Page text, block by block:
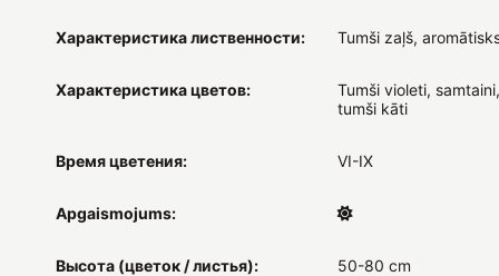
Характеристика лиственности: Tumši zaļš,
Характеристика цветов:
Tumši violeti,
tumši kāti
Время цветения: VI-IX
Apgaismojums:
Высота (цветок / листья): 50-80 cm